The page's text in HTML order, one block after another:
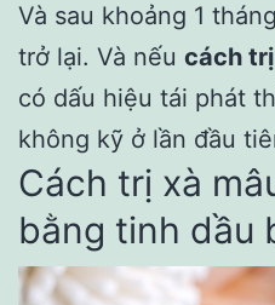
Và sau khoảng 1
trở lại. Và nếu cách
có dấu hiệu tái phát
không kỹ ở lần đầu
Cách trị xà
bằng tinh dầu